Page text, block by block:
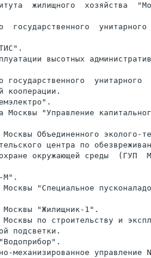
жилищного  хозяйства
государственного  унитарного
высотных
государственного  унитарного
кооперации.
Москвы "Управление
Объединенного эколого-
центра по
окружающей среды  (ГУП
М".
"Специальное
"Жилищник-1".
по строительству и
подсветки.
механизированное управление